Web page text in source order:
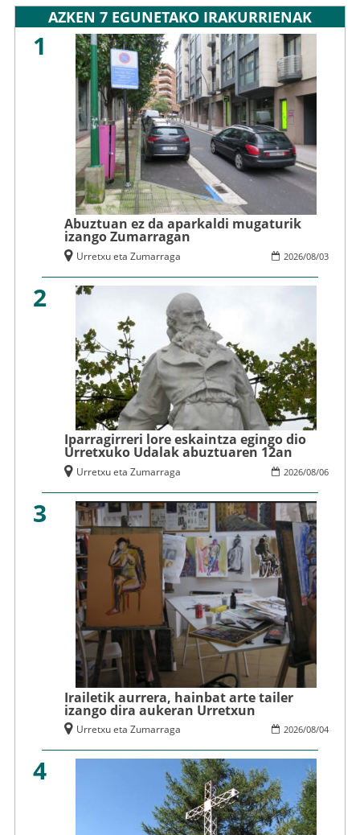
AZKEN 7 EGUNETAKO IRAKURRIENAK
1
Abuztuan ez da aparkaldi mugaturik
izango Zumarragan
2026/08/03
Urretxu eta Zumarraga
2
Iparragirreri lore eskaintza egingo dio
Urretxuko Udalak abuztuaren 12an
2026/08/06
Urretxu eta Zumarraga
3
Irailetik aurrera, hainbat arte tailer
izango dira aukeran Urretxun
2026/08/04
Urretxu eta Zumarraga
4